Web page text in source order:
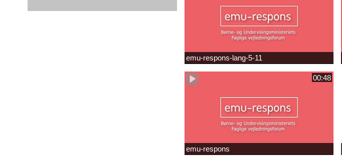
emu-respons-lang-5-11
00:48
emu-respons